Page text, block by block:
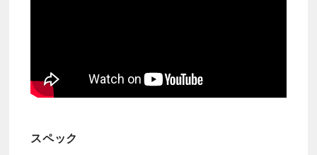
スペック